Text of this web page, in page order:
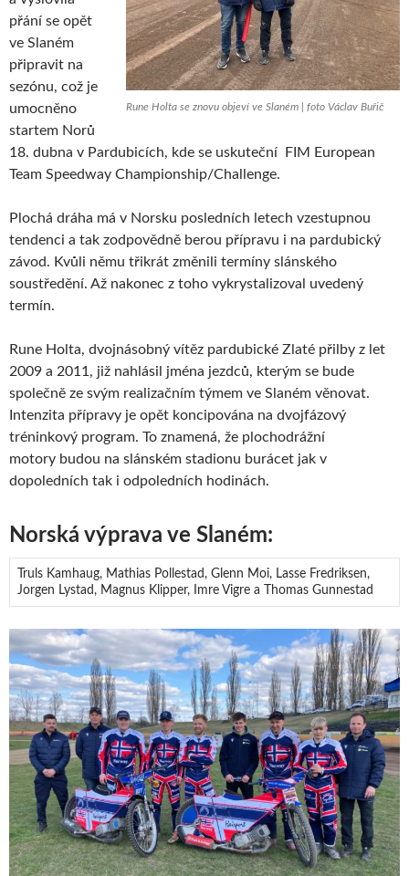
Rune Holta se znovu objeví ve Slaném | foto Václav Buřič
přání se opět
ve Slaném
připravit na
sezónu, což je
umocněno
startem Norů
18. dubna v Pardubicích, kde se uskuteční FIM European
Team Speedway Championship/Challenge.
Plochá dráha má v Norsku posledních letech vzestupnou
tendenci a tak zodpovědně berou přípravu i na pardubický
závod. Kvůli němu třikrát změnili termíny slánského
soustředění. Až nakonec z toho vykrystalizoval uvedený
termín.
Rune Holta, dvojnásobný vítěz pardubické Zlaté přilby z let
2009 a 2011, již nahlásil jména jezdců, kterým se bude
společně ze svým realizačním týmem ve Slaném věnovat.
Intenzita přípravy je opět koncipována na dvojfázový
tréninkový program. To znamená, že plochodrážní
motory budou na slánském stadionu burácet jak v
dopoledních tak i odpoledních hodinách.
Norská výprava ve Slaném:
Truls Kamhaug, Mathias Pollestad, Glenn Moi, Lasse Fredriksen,
Jorgen Lystad, Magnus Klipper, Imre Vigre a Thomas Gunnestad